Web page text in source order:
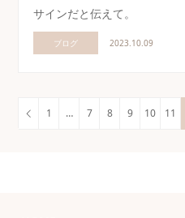
サインだと伝えて。
ブログ 2023.10.09
1 … 7 8 9 10 11